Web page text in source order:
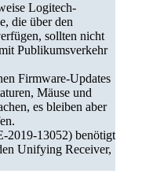
Logitech-
die über den
sollten nicht
Publikumsverkehr
Firmware-Updates
Mäuse und
es bleiben aber
2019-13052) benötigt
Unifying Receiver,